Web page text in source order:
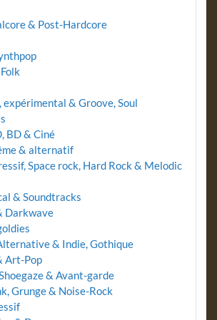
& Post-Hardcore
expérimental & Groove, Soul
BD & Ciné
& alternatif
Space rock, Hard Rock & Melodic
& Soundtracks
Darkwave
& Indie, Gothique
Art-Pop
& Avant-garde
Grunge & Noise-Rock